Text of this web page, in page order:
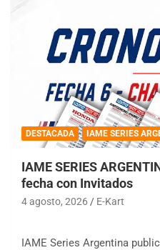
DESTACADA IAME SERIES
IAME SERIES
fecha con Invitados
4 agosto, 2026 E-Kart
IAME Series Argentina